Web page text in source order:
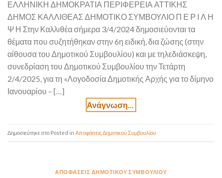
ΕΛΛΗΝΙΚΗ ΔΗΜΟΚΡΑΤΙΑ ΠΕΡΙΦΕΡΕΙΑ ΑΤΤΙΚΗΣ
ΔΗΜΟΣ ΚΑΛΛΙΘΕΑΣ ΔΗΜΟΤΙΚΟ ΣΥΜΒΟΥΛΙΟ Π Ε Ρ Ι Λ Η
Ψ Η Στην Καλλιθέα σήμερα 3/4/2024 δημοσιεύονται τα
θέματα που συζητήθηκαν στην 6η ειδική, δια ζώσης (στην
αίθουσα του Δημοτικού Συμβουλίου) και με τηλεδιάσκεψη,
συνεδρίαση του Δημοτικού Συμβουλίου την Τετάρτη
2/4/2025, για τη «Λογοδοσία Δημοτικής Αρχής για το δίμηνο
Ιανουαρίου – […]
Posted in Αποφάσεις Δημοτικού Συμβουλίου
ΑΠΟΦΆΣΕΙΣ ΔΗΜΟΤΙΚΟΎ ΣΥΜΒΟΥΛΊΟΥ